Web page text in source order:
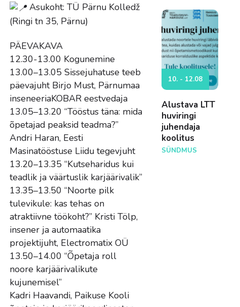
Asukoht: TÜ Pärnu Kolledž
(Ringi tn 35, Pärnu)
PÄEVAKAVA
12.30-13.00 Kogunemine
13.00–13.05 Sissejuhatuse teeb
päevajuht Birjo Must, Pärnumaa
inseneeriaKOBAR eestvedaja
13.05–13.20 “Tööstus täna: mida
õpetajad peaksid teadma?”
Andri Haran, Eesti
Masinatööstuse Liidu tegevjuht
13.20–13.35 “Kutseharidus kui
teadlik ja väärtuslik karjäärivalik”
13.35–13.50 “Noorte pilk
tulevikule: kas tehas on
atraktiivne töökoht?” Kristi Tölp,
insener ja automaatika
projektijuht, Electromatix OÜ
13.50–14.00 “Õpetaja roll
noore karjäärivalikute
kujunemisel”
Kadri Haavandi, Paikuse Kooli
10. - 12.08
Alustava LTT
huviringi
juhendaja
koolitus
SÜNDMUS